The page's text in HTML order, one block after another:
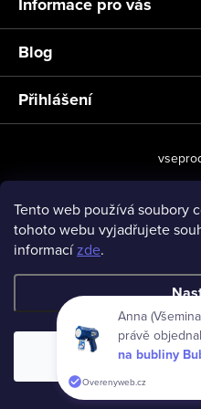
Tento web používá soubory
tohoto webu vyjadřujete
informacízde.
Blog
Přihlášení
Copyright 2026
Anna
právě
na bubliny
Overenyweb.cz